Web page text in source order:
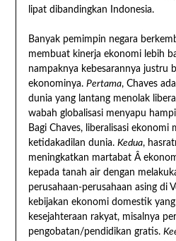
lipat dibandingkan Indonesia.
Banyak pemimpin negara
membuat kinerja ekonomi lebih
nampaknya kebesarannya justru
ekonominya. Pertama, Chaves
dunia yang lantang menolak
wabah globalisasi menyapu
Bagi Chaves, liberalisasi ekonomi
ketidakadilan dunia. Kedua,
meningkatkan martabat Â
kepada tanah air dengan
perusahaan-perusahaan asing di
kebijakan ekonomi domestik
kesejahteraan rakyat, misalnya
pengobatan/pendidikan gratis.